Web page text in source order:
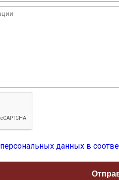
персональных данных в